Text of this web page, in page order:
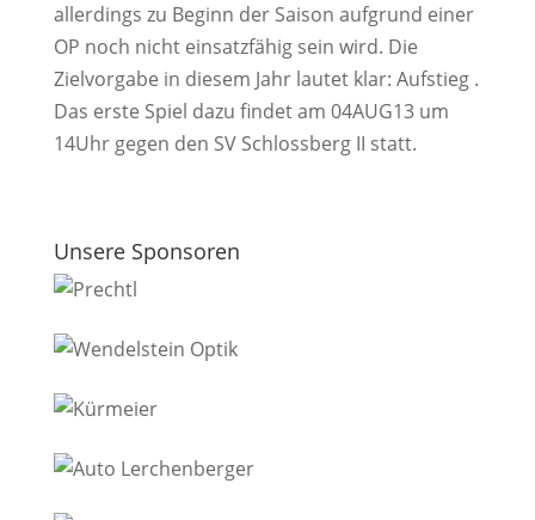
allerdings zu Beginn der Saison aufgrund einer
OP noch nicht einsatzfähig sein wird. Die
Zielvorgabe in diesem Jahr lautet klar: Aufstieg .
Das erste Spiel dazu findet am 04AUG13 um
14Uhr gegen den SV Schlossberg II statt.
Unsere Sponsoren